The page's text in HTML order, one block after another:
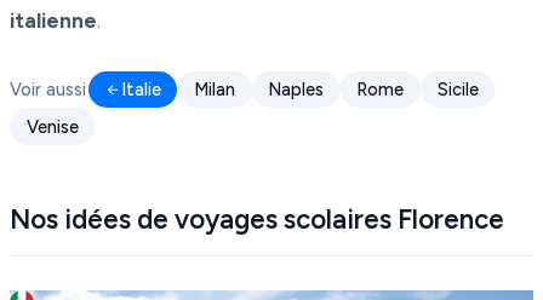
italienne.
Voir aussi Italie Milan Naples Rome
Sicile
Venise
Nos idées de voyages scolaires Florence